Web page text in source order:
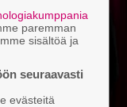
paremman
sisältöä ja
seuraavasti
evästeitä